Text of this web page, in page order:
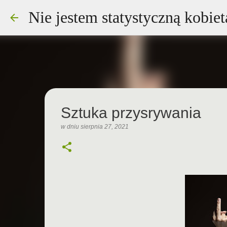
Nie jestem statystyczną
Sztuka przysrywania
w dniu sierpnia 27, 2021